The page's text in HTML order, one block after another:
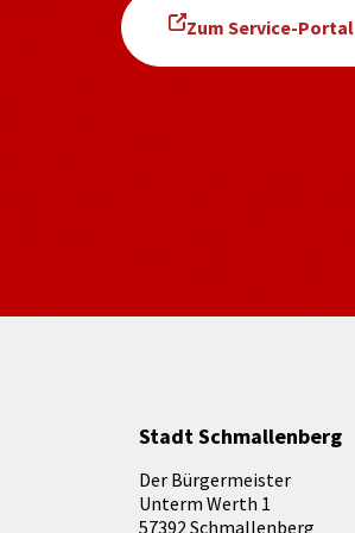
Zum Service-Portal
Stadt Schmallenberg
Der Bürgermeister
Unterm Werth 1
57392 Schmallenberg